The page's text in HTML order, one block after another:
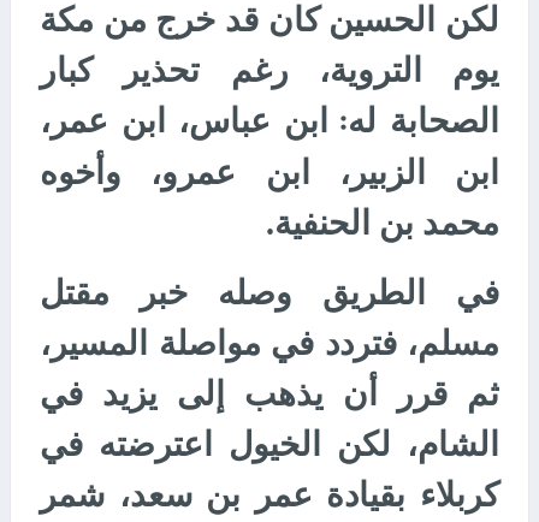
لكن الحسين كان قد خرج من مكة
يوم التروية، رغم تحذير كبار
الصحابة له:
ابن عباس، ابن عمر،
ابن الزبير، ابن عمرو، وأخوه
محمد بن الحنفية.
في الطريق وصله خبر مقتل
مسلم، فتردد في مواصلة المسير،
ثم قرر أن يذهب إلى يزيد في
الشام، لكن الخيول اعترضته في
كربلاء بقيادة عمر بن سعد، شمر